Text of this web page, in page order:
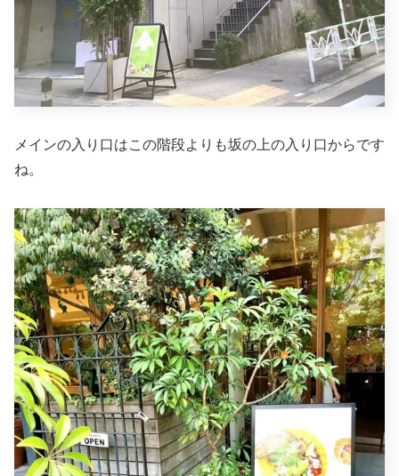
メインの入り口はこの階段よりも坂の上の入り口からです
ね。